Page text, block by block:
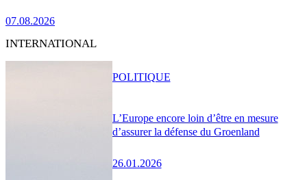
07.08.2026
INTERNATIONAL
L’Europe encore loin d’être en mesure
d’assurer la défense du Groenland
26.01.2026
POLITIQUE